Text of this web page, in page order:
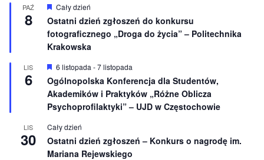
n
o
n
e
PAŹ
8
W
r
ó
ż
n
i
o
n
e
Cały dzień
Ostatni dzień zgłoszeń do konkursu
fotograficznego „Droga do życia” – Politechnika
Krakowska
LIS
6
W
r
ó
ż
n
o
n
e
6 listopada -7 listopada
Ogólnopolska Konferencja dla Studentów,
Akademików i Praktyków „Różne Oblicza
Psychoprofilaktyki” – UJD w Częstochowie
LIS
30
Cały dzień
Ostatni dzień zgłoszeń – Konkurs o nagrodę im.
Mariana Rejewskiego